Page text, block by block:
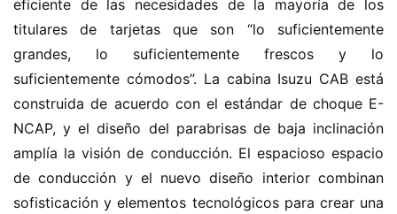
o
m
e
c
m
i
o
n
eficiente de las necesidades de la mayoría de los
titulares de tarjetas que son “lo suficientemente
grandes, lo suficientemente frescos y lo
suficientemente cómodos”. La cabina Isuzu CAB está
construida de acuerdo con el estándar de choque E-
NCAP, y el diseño del parabrisas de baja inclinación
amplía la visión de conducción. El espacioso espacio
de conducción y el nuevo diseño interior combinan
sofisticación y elementos tecnológicos para crear una